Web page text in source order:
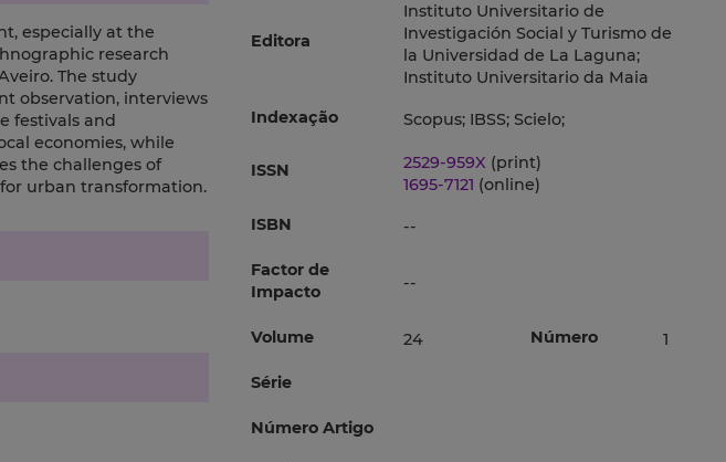
especially at the
research
The study
observation, interviews
festivals and
economies, while
the challenges of
urban transformation.
Editora
Instituto Universitario de
Investigación Social y Turismo de
la Universidad de La Laguna;
Instituto Universitario da Maia
Indexação
Scopus; IBSS; Scielo;
ISSN 2529-959X (print)
1695-7121 (online)
ISBN
--
Factor de
Impacto
--
Volume 24 Número 1
Série
Número Artigo